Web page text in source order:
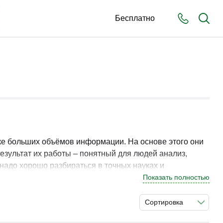
Бесплатно
больших объёмов информации. На основе этого они
их работы – понятный для людей анализ,
хорошо разбираться в точных науках и
Они позволят ознакомиться с необходимымПоказать полностью
Сортировка